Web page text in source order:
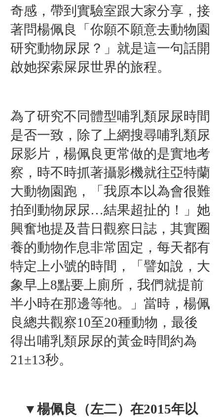
奇感，帶到實驗室跟大家分享，接
著問楊佩良「你願不願意去動物園
研究動物尿尿？」就是這一句話開
啟她探索屎尿世界的旅程。
為了研究不同體型哺乳類尿尿時間
是否一致，除了上網搜尋哺乳類尿
尿影片，楊佩良更常做的是實地考
察，時不時抓著攝影機就往亞特蘭
大動物園跑，「我原本以為會很難
拍到動物尿尿…結果超扯的！」她
興奮地提及昔日觀察日誌，其實圈
養的動物作息非常固定，每天都有
特定上小號的時間，「譬如說，大
象早上8點要上廁所，我們就提前
半小時在那邊等牠。」當時，楊佩
良總共觀察10至20種動物，最後
得出哺乳類尿尿的黃金時間約為
21±13秒。
▼楊佩良（左二）在2015年以